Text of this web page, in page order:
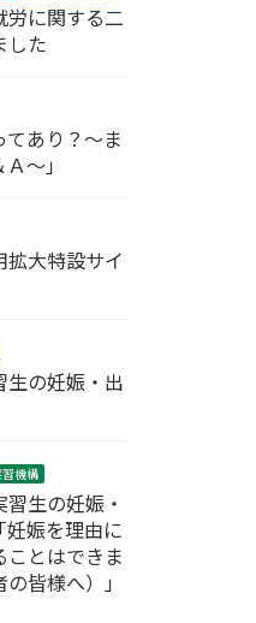
労に関する二
した
てあり？～ま
～」
拡大特設サイ
生の妊娠・出
習機構
生の妊娠・
妊娠を理由に
ことはできま
皆様へ）」